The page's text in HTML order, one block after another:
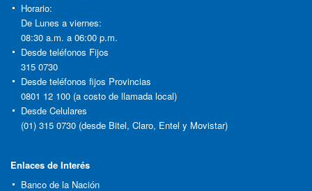
Horario:
De Lunes a viernes:
08:30 a.m. a 06:00 p.m.
Desde teléfonos Fijos
315 0730
Desde teléfonos fijos Provincias
0801 12 100 (a costo de llamada local)
Desde Celulares
(01) 315 0730 (desde Bitel, Claro, Entel y Movistar)
Enlaces de Interés
Banco de la Nación